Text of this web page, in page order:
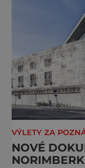
VÝLETY ZA
NOVÉ